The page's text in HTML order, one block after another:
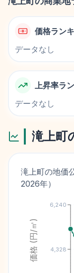
価格ラン
データなし
上昇率ラ
データなし
滝上町
滝上町の地価
2026年）
4,328
6,240
価格 (円/㎡)